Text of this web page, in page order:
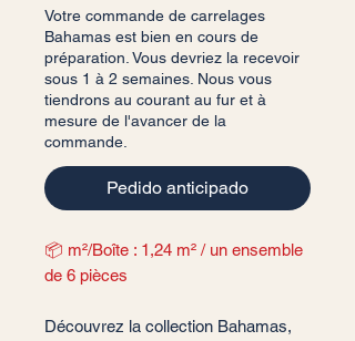
Votre commande de carrelages
Bahamas est bien en cours de
préparation. Vous devriez la recevoir
sous 1 à 2 semaines. Nous vous
tiendrons au courant au fur et à
mesure de l'avancer de la
commande.
Pedido anticipado
📦 m²/Boîte : 1,24 m² / un ensemble
de 6 pièces
Découvrez la collection Bahamas,